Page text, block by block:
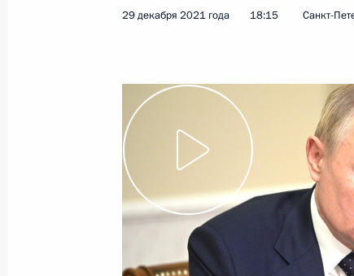
Внесено изменение в статью
21 декабря 2021 года, 14:25
Заседание комиссии Госсовета
29 декабря 2021 года 18:15 Санкт-